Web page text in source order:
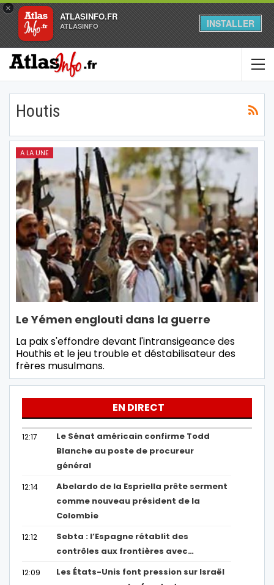
×
ATLASINFO.FR
ATLASINFO INSTALLER
Houtis
A LA UNE
Le Yémen englouti dans la guerre
La paix s'effondre devant l'intransigeance des
Houthis et le jeu trouble et déstabilisateur des
frères musulmans.
EN DIRECT
12:17
Le Sénat américain confirme Todd
Blanche au poste de procureur
général
12:14
Abelardo de la Espriella prête serment
comme nouveau président de la
Colombie
12:12
Sebta : l’Espagne rétablit des
contrôles aux frontières avec…
12:09
Les États-Unis font pression sur Israël